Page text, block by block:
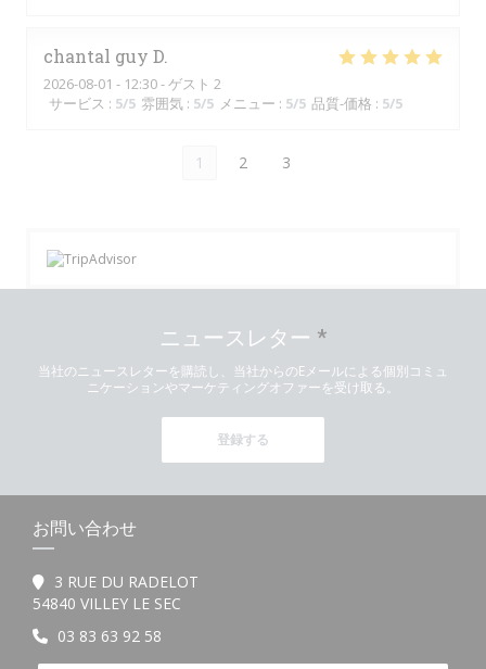
chantal guy D
2026-08-01 - 12:30 - ゲスト 2
サービス : 5/5 雰囲気 : 5/5 メニュー : 5/5 品質-価格 : 5/5
1 2 3
ニュースレター *
当社のニュースレターを購読し、当社からのEメールによる個別コミュ
ニケーションやマーケティングオファーを受け取る。
登録する
お問い合わせ
3 RUE DU RADELOT
54840 VILLEY LE SEC
03 83 63 92 58